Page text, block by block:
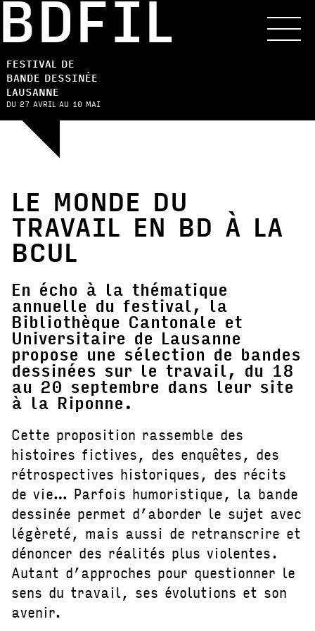
FESTIVAL DE
BANDE DESSINÉE
LAUSANNE
DU 27 AVRIL AU 10 MAI
LE MONDE DU
TRAVAIL EN BD À LA
BCUL
En écho à la thématique
annuelle du festival, la
Bibliothèque Cantonale et
Universitaire de Lausanne
propose une sélection de bandes
dessinées sur le travail, du 18
au 20 septembre dans leur site
à la Riponne.
Cette proposition rassemble des
histoires fictives, des enquêtes, des
rétrospectives historiques, des récits
de vie… Parfois humoristique, la bande
dessinée permet d’aborder le sujet avec
légèreté, mais aussi de retranscrire et
dénoncer des réalités plus violentes.
Autant d’approches pour questionner le
sens du travail, ses évolutions et son
avenir.